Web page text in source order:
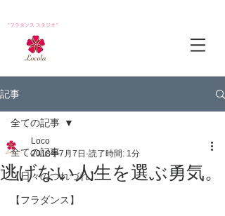
*フラダンス スタジオ*
記事
全ての記事
【日々のつれづれ】
【フラダンス】
全ての記事
逃げない人生を選ぶ勇気。
Loco
2018年7月7日 読了時間: 1分